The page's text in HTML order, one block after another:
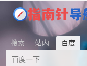
搜索 站内 百度